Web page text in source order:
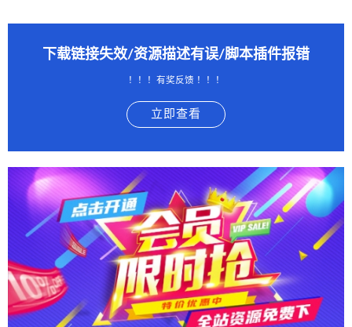
下载链接失效/资源描述有误/脚本插件报错
！！！有奖反馈 ！！！
立即查看